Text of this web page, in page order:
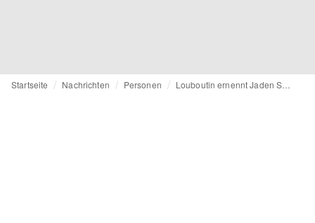
Startseite Nachrichten Personen